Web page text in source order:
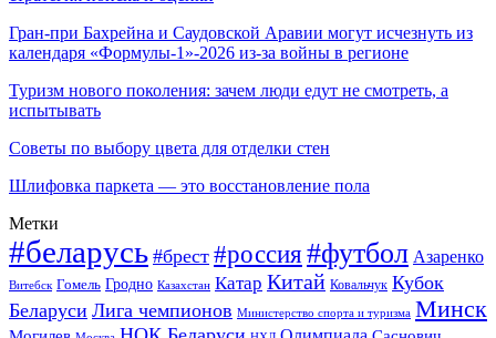
Гран-при Бахрейна и Саудовской Аравии могут исчезнуть из
календаря «Формулы-1»-2026 из-за войны в регионе
Туризм нового поколения: зачем люди едут не смотреть, а
испытывать
Советы по выбору цвета для отделки стен
Шлифовка паркета — это восстановление пола
Метки
#беларусь #брест #россия#футбол Азаренко
Витебск Гомель Гродно Казахстан Катар Китай Ковальчук Кубок
Беларуси Лига чемпионов Министерство спорта и туризма Минск